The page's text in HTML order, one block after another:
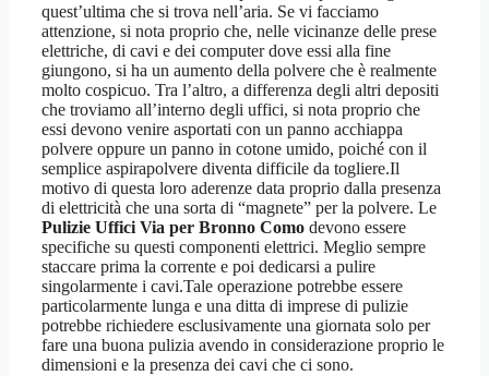
quest’ultima che si trova nell’aria. Se vi facciamo
attenzione, si nota proprio che, nelle vicinanze delle prese
elettriche, di cavi e dei computer dove essi alla fine
giungono, si ha un aumento della polvere che è realmente
molto cospicuo. Tra l’altro, a differenza degli altri depositi
che troviamo all’interno degli uffici, si nota proprio che
essi devono venire asportati con un panno acchiappa
polvere oppure un panno in cotone umido, poiché con il
semplice aspirapolvere diventa difficile da togliere.Il
motivo di questa loro aderenze data proprio dalla presenza
di elettricità che una sorta di “magnete” per la polvere. Le
Pulizie Uffici Via per Bronno Como devono essere
specifiche su questi componenti elettrici. Meglio sempre
staccare prima la corrente e poi dedicarsi a pulire
singolarmente i cavi.Tale operazione potrebbe essere
particolarmente lunga e una ditta di imprese di pulizie
potrebbe richiedere esclusivamente una giornata solo per
fare una buona pulizia avendo in considerazione proprio le
dimensioni e la presenza dei cavi che ci sono.